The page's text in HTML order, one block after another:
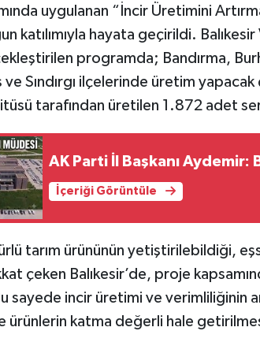
uygulanan “İncir Üretimini
katılımıyla hayata geçirildi.
programda; Bandırma,
ve Sındırgı ilçelerinde üretim
tarafından üretilen 1.872 adet
AK Parti İl Başkanı Aydemir:
İçeriği Görüntüle
tarım ürününün yetiştirilebildiği,
çeken Balıkesir’de, proje
sayede incir üretimi ve verimliliğinin
ürünlerin katma değerli hale